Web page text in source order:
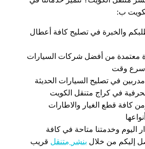
ب:
والخبرة في تصليح كافة أعطال
معتمدة من أفضل شركات السيارات
وقت
في تصليح السيارات الحديثة
بحرفية في كراج متنقل الكويت
كافة قطع الغيار والاطارات
اليوم وخدمتنا متاحة في كافة
إليكم من خلال بنشر متنقل قريب